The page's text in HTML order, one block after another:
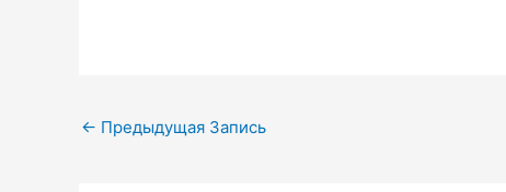
← Предыдущая Запись